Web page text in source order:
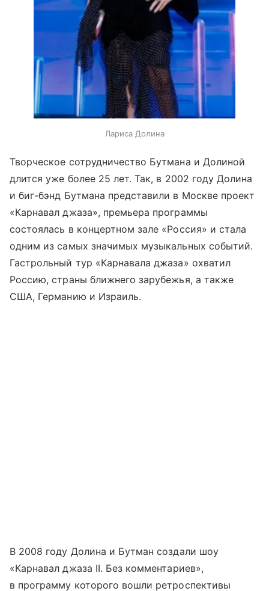
Лариса Долина
Творческое сотрудничество Бутмана и Долиной
длится уже более 25 лет. Так, в 2002 году Долина
и биг-бэнд Бутмана представили в Москве проект
«Карнавал джаза», премьера программы
состоялась в концертном зале «Россия» и стала
одним из самых значимых музыкальных событий.
Гастрольный тур «Карнавала джаза» охватил
Россию, страны ближнего зарубежья, а также
США, Германию и Израиль.
В 2008 году Долина и Бутман создали шоу
«Карнавал джаза II. Без комментариев»,
в программу которого вошли ретроспективы